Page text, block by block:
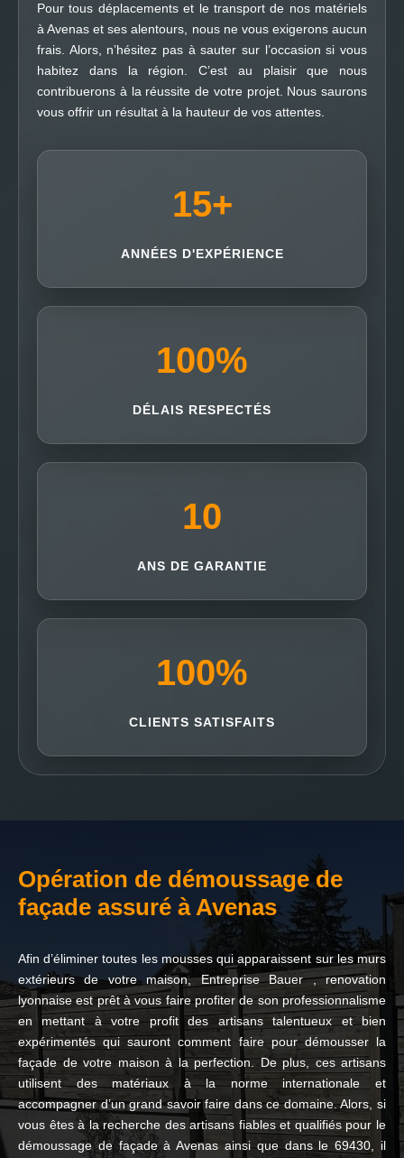
Pour tous déplacements et le transport de nos matériels
à Avenas et ses alentours, nous ne vous exigerons aucun
frais. Alors, n’hésitez pas à sauter sur l’occasion si vous
habitez dans la région. C’est au plaisir que nous
contribuerons à la réussite de votre projet. Nous saurons
vous offrir un résultat à la hauteur de vos attentes.
15+
ANNÉES D'EXPÉRIENCE
100%
DÉLAIS RESPECTÉS
10
ANS DE GARANTIE
100%
CLIENTS SATISFAITS
Opération de démoussage de
façade assuré à Avenas
Afin d’éliminer toutes les mousses qui apparaissent sur les murs
extérieurs de votre maison, Entreprise Bauer , renovation
lyonnaise est prêt à vous faire profiter de son professionnalisme
en mettant à votre profit des artisans talentueux et bien
expérimentés qui sauront comment faire pour démousser la
façade de votre maison à la perfection. De plus, ces artisans
utilisent des matériaux à la norme internationale et
accompagner d’un grand savoir faire dans ce domaine. Alors, si
vous êtes à la recherche des artisans fiables et qualifiés pour le
démoussage de façade à Avenas ainsi que dans le 69430, il